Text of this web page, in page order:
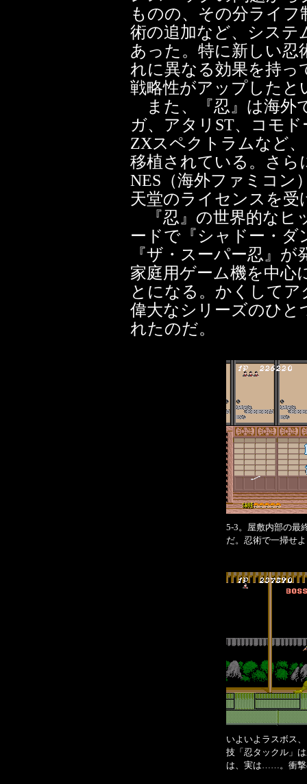
ものの、その分ライ
術の追加など、システ
あった。特に新しい忍
れに異なる効果を持っ
戦略性がアップしたと
また、『忍』は海外
ガ、アタリST、コモ
ZXスペクトラムなど
移植されている。さら
NES（海外ファミコン
天堂のライセンスを受
『忍』の世界的なヒ
ードで『シャドー・
『ザ・スーパー忍』
家庭用ゲーム機を中心
とになる。かくして
偉大なシリーズのひと
れたのだ。
5-3。屋敷内部の最
だ。忍術で一掃せ
いよいよラスボス
技「忍タックル」
は、実は……。衝撃